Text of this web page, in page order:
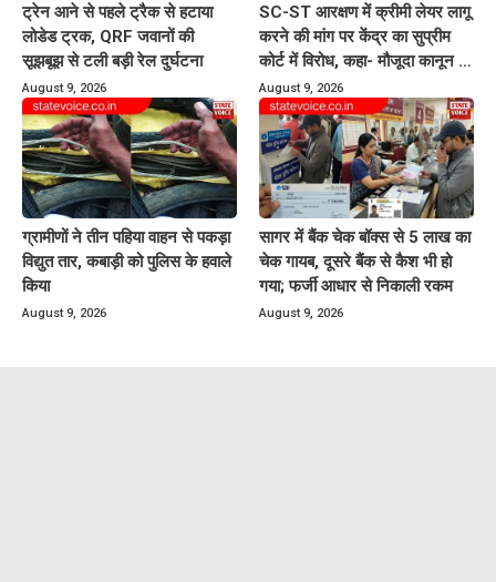
ट्रेन आने से पहले ट्रैक से हटाया
लोडेड ट्रक, QRF जवानों की
सूझबूझ से टली बड़ी रेल दुर्घटना
August 9, 2026
SC-ST आरक्षण में क्रीमी लेयर लागू
करने की मांग पर केंद्र का सुप्रीम
कोर्ट में विरोध, कहा- मौजूदा कानून में
प्रावधान नहीं
August 9, 2026
ग्रामीणों ने तीन पहिया वाहन से पकड़ा
विद्युत तार, कबाड़ी को पुलिस के हवाले
किया
August 9, 2026
सागर में बैंक चेक बॉक्स से 5 लाख का
चेक गायब, दूसरे बैंक से कैश भी हो
गया; फर्जी आधार से निकाली रकम
August 9, 2026